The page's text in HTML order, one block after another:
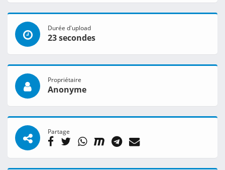
Durée d'upload
23 secondes
Propriétaire
Anonyme
Partage